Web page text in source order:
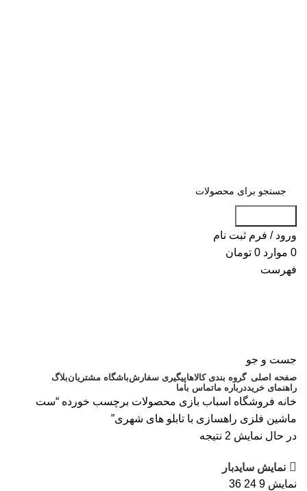
ورود / فرم ثبت نام
0 موارد 0 تومان
فهرست
جست و جو
صفحه اصلی گروه بندی کالاهاپیگیری سفارشباشگاه مشتریانبلاگ
راهنمای خریددرباره ماتماس باما
خانه فروشگاه اسباب بازی محصولات برچسب خورده “ست
ماشین فلزی راهسازی با تابلو های شهری”
در حال نمایش 2 نتیجه
نمایش سایدبار
نمایش 9
24
36